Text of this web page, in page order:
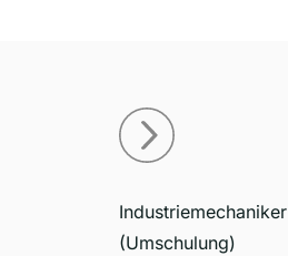
Industriemechaniker
(Umschulung)